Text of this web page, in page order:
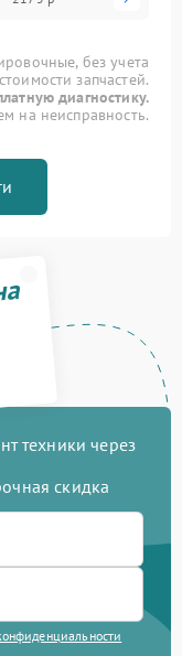
без учета
стоимости запчастей.
диагностику.
на неисправность.
техники через
скидка